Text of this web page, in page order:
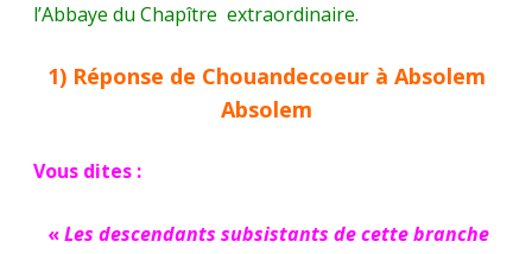
novembre
l’Abbaye du Chapître extraordinaire.
1) Réponse de Chouandecoeur à Absolem
Absolem
Vous dites :
«Les descendants subsistants de cette branche